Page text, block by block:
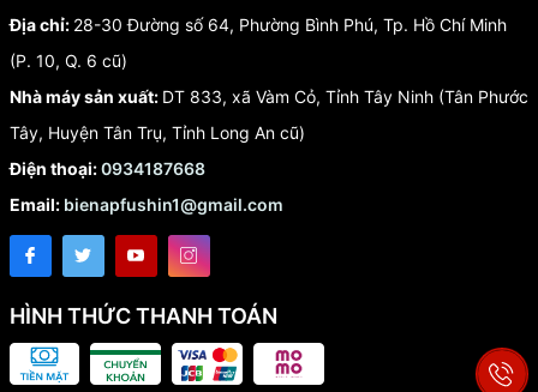
Địa chỉ: 28-30 Đường số 64, Phường Bình Phú, Tp. Hồ Chí Minh
(P. 10, Q. 6 cũ)
Nhà máy sản xuất: DT 833, xã Vàm Cỏ, Tỉnh Tây Ninh (Tân Phước
Tây, Huyện Tân Trụ, Tỉnh Long An cũ)
Điện thoại:0934187668
Email: bienapfushin1@gmail.com
HÌNH THỨC THANH TOÁN